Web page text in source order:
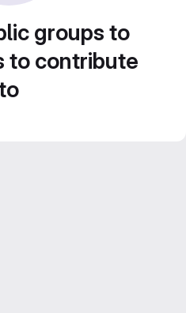
groups to
to contribute